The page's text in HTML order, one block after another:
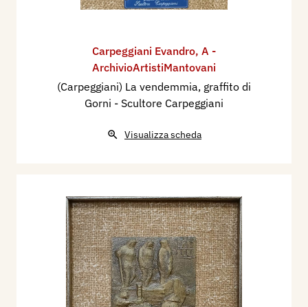
Carpeggiani Evandro, A -
ArchivioArtistiMantovani
(Carpeggiani) La vendemmia, graffito di
Gorni - Scultore Carpeggiani
Visualizza scheda